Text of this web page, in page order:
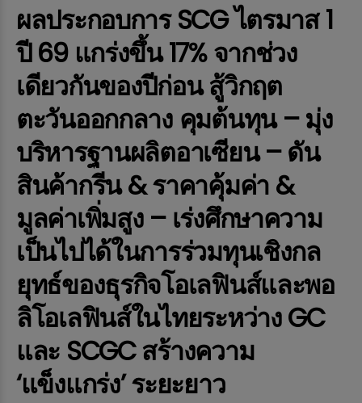
ผลประกอบการ SCG ไตรมาส 1
ปี 69 แกร่งขึ้น 17% จากช่วง
เดียวกันของปีก่อน สู้วิกฤต
ตะวันออกกลาง คุมต้นทุน – มุ่ง
บริหารฐานผลิตอาเซียน – ดัน
สินค้ากรีน & ราคาคุ้มค่า &
มูลค่าเพิ่มสูง – เร่งศึกษาความ
เป็นไปได้ในการร่วมทุนเชิงกล
ยุทธ์ของธุรกิจโอเลฟินส์และพอ
ลิโอเลฟินส์ในไทยระหว่าง GC
และ SCGC สร้างความ
‘แข็งแกร่ง’ ระยะยาว